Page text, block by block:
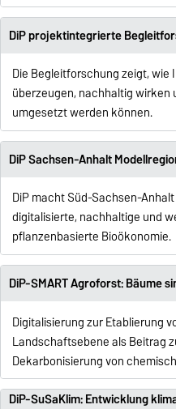
DiP projektintegrierte
Die Begleitforschung zeigt,
überzeugen, nachhaltig wirken
umgesetzt werden können.
DiP Sachsen-Anhalt
DiP macht Süd-Sachsen-
digitalisierte, nachhaltige und
pflanzenbasierte Bioökonomie.
DiP-SMART Agroforst: Bäume
Digitalisierung zur Etablierung
Landschaftsebene als Beitrag
Dekarbonisierung von
DiP-SuSaKlim: Entwicklung